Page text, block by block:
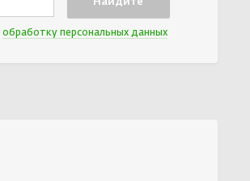
обработку персональных данных